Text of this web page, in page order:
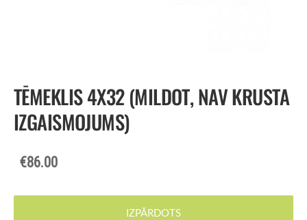
TĒMEKLIS 4X32 (MILDOT, NAV KRUSTA
IZGAISMOJUMS)
€86.00
IZPĀRDOTS